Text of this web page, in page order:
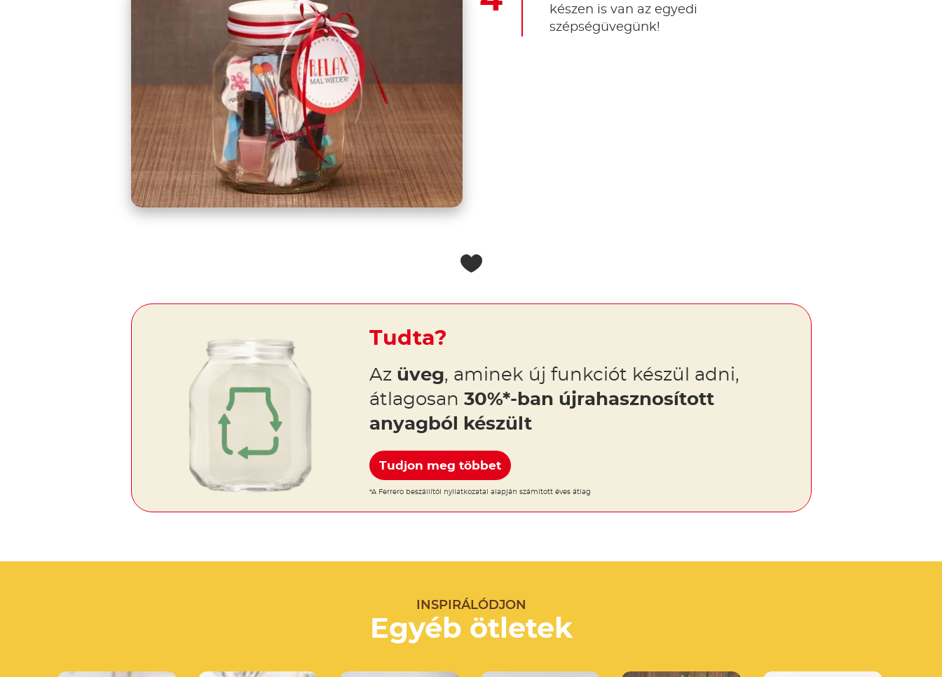
készen is van az egyedi
szépségüvegünk!
Tudta?
Az üveg, aminek új funkciót készül adni,
átlagosan 30%*-ban újrahasznosított
anyagból készült
Tudjon meg többet
*A Ferrero beszállítói nyilatkozatai alapján számított éves átlag
INSPIRÁLÓDJON
Egyéb ötletek